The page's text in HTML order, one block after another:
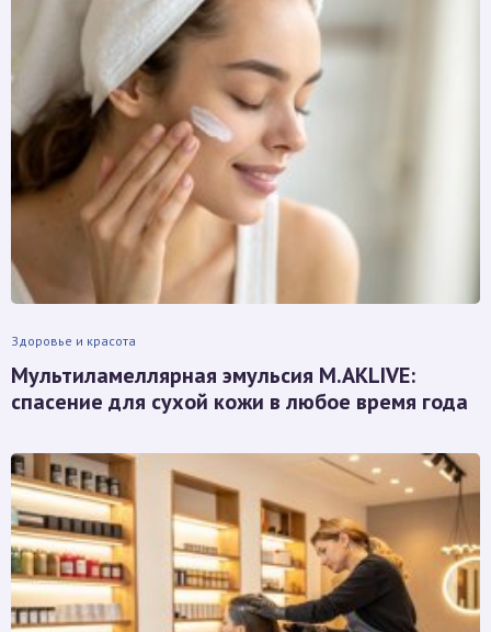
Здоровье и красота
Мультиламеллярная эмульсия M.AKLIVE:
спасение для сухой кожи в любое время года